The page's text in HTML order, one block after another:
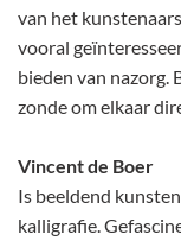
van het
vooral
bieden van nazorg.
zonde om elkaar
Vincent de Boer
Is beeldend
kalligrafie.